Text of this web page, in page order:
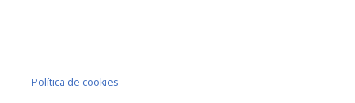
Política de cookies